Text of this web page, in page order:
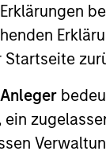
Startseite
Fintech
leading